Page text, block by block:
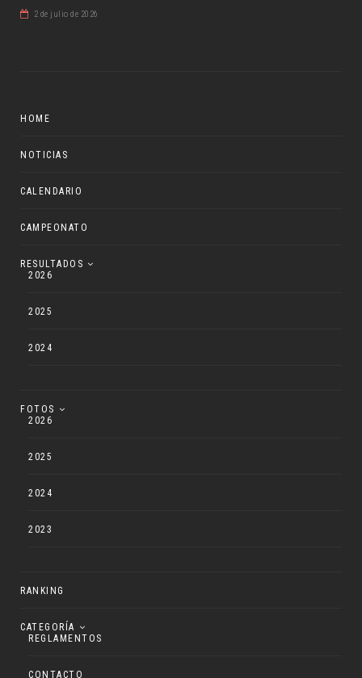
2 de julio de 2026
HOME
NOTICIAS
CALENDARIO
CAMPEONATO
RESULTADOS
2026
2025
2024
FOTOS
2026
2025
2024
2023
RANKING
CATEGORÍA
REGLAMENTOS
CONTACTO